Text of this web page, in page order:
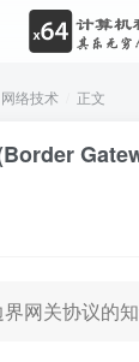
网络技术 正文
网关协议的知